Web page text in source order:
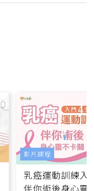
乳癌運動訓練入
伴你術後身心靈
影片課程